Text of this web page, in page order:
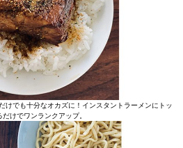
けでも十分なオカズに！インスタントラーメンにトッ
だけでワンランクアップ。